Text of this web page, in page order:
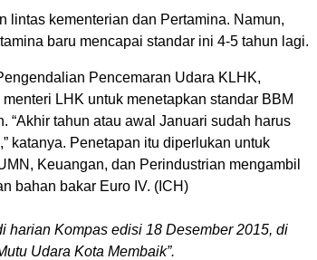
lintas kementerian dan Pertamina. Namun,
baru mencapai standar ini 4-5 tahun lagi.
Pencemaran Udara KLHK,
LHK untuk menetapkan standar BBM
“Akhir tahun atau awal Januari sudah harus
katanya. Penetapan itu diperlukan untuk
Keuangan, dan Perindustrian mengambil
bahan bakar Euro IV. (ICH)
harian Kompas edisi 18 Desember 2015, di
Udara Kota Membaik”.